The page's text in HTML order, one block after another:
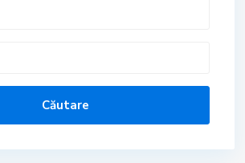
Căutare